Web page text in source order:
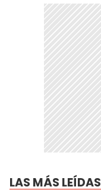
LAS MÁS LEÍDAS